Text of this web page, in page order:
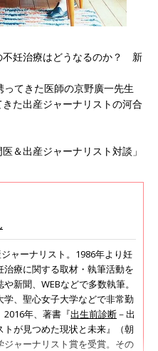
不妊治療はどうなるのか？ 新
てきた医師の京野廣一先生
た出産ジャーナリストの河合
＆出産ジャーナリスト対談」
ジャーナリスト。1986年より妊
治療に関する取材・執筆活動を
新聞、WEBなどで多数執筆。
学、聖心女子大学などで非常勤
2016年、著書『出生前診断－出
トが見つめた現状と未来』（朝
ジャーナリスト賞を受賞。その